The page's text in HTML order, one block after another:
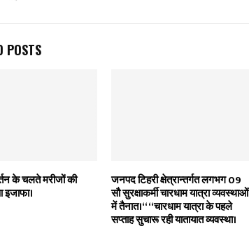
POSTS
के चलते मरीजों की जनपद टिहरी क्षेत्रान्तर्गत लगभग 09
सौ सुरक्षाकर्मी चारधाम यात्रा व्यवस्थाओं
में तैनात।‘‘ ‘‘चारधाम यात्रा के पहले
सप्ताह सुचारू रही यातायात व्यवस्था।